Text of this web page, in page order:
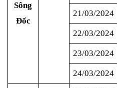
Sông
Đốc
21/03/2024
22/03/2024
23/03/2024
24/03/2024